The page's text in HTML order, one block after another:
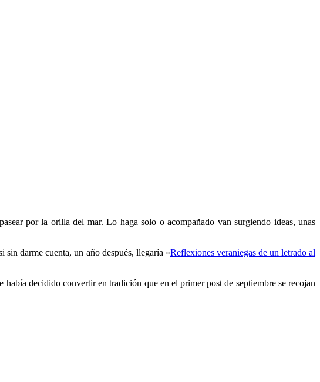
por la orilla del mar. Lo haga solo o acompañado van surgiendo ideas, unas
sin darme cuenta, un año después, llegaría «Reflexiones veraniegas de un letrado al
decidido convertir en tradición que en el primer post de septiembre se recojan